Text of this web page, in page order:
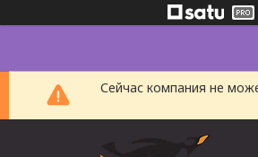
Сейчас компания не